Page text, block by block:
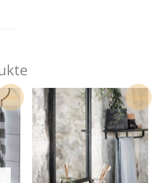
Sale!
€.
Sale!
Ursprünglicher
Preis
war:
145,00 €
Aktueller
Preis
ist:
143,00 €.